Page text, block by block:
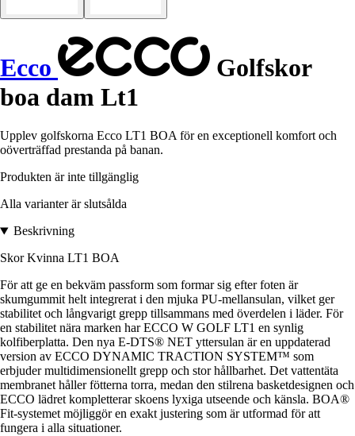
Ecco
Golfskor
boa dam Lt1
Upplev golfskorna Ecco LT1 BOA för en exceptionell komfort och
oöverträffad prestanda på banan.
Produkten är inte tillgänglig
Alla varianter är slutsålda
Beskrivning
Skor Kvinna LT1 BOA
För att ge en bekväm passform som formar sig efter foten är
skumgummit helt integrerat i den mjuka PU-mellansulan, vilket ger
stabilitet och långvarigt grepp tillsammans med överdelen i läder. För
en stabilitet nära marken har ECCO W GOLF LT1 en synlig
kolfiberplatta. Den nya E-DTS® NET yttersulan är en uppdaterad
version av ECCO DYNAMIC TRACTION SYSTEM™ som
erbjuder multidimensionellt grepp och stor hållbarhet. Det vattentäta
membranet håller fötterna torra, medan den stilrena basketdesignen och
ECCO lädret kompletterar skoens lyxiga utseende och känsla. BOA®
Fit-systemet möjliggör en exakt justering som är utformad för att
fungera i alla situationer.